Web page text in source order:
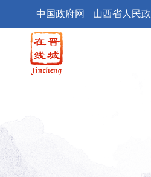
中国政府网 山西省人民